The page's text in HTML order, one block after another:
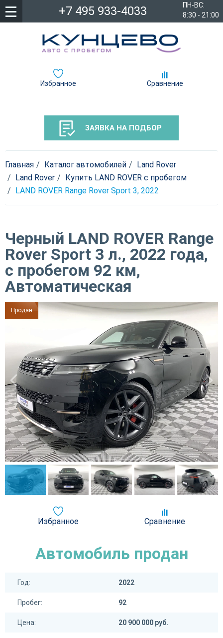
ПН-ВС:
8:30 - 21:00
+7 495 933-4033
Избранное Сравнение
ЗАЯВКА НА ПОДБОР
Главная Каталог автомобилей
Land Rover
Land Rover
Купить LAND ROVER с пробегом
LAND ROVER Range Rover Sport 3, 2022
Черный LAND ROVER Range
Rover Sport 3 л., 2022 года,
с пробегом 92 км,
Автоматическая
Продан
Избранное Сравнение
Автомобиль продан
Год: 2022
Пробег: 92
Цена: 20 900 000 руб.